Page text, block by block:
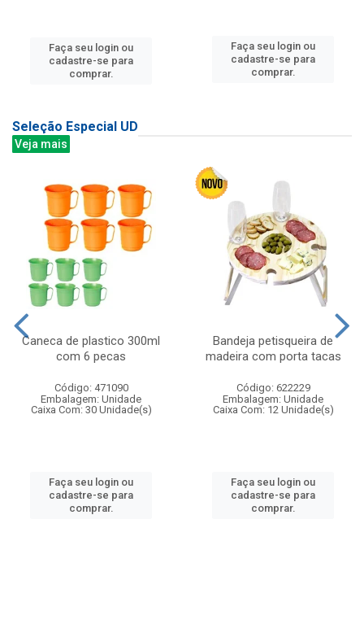
Faça seu login ou
cadastre-se para
comprar.
Faça seu login ou
cadastre-se para
comprar.
Seleção Especial UD
Veja mais
Caneca de plastico 300ml
com 6 pecas
Código: 471090
Embalagem: Unidade
Caixa Com: 30 Unidade(s)
Faça seu login ou
cadastre-se para
comprar.
Bandeja petisqueira de
madeira com porta tacas
Código: 622229
Embalagem: Unidade
Caixa Com: 12 Unidade(s)
Faça seu login ou
cadastre-se para
comprar.